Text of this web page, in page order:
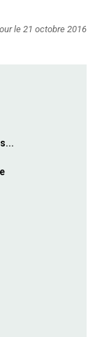
le 21 octobre 2016